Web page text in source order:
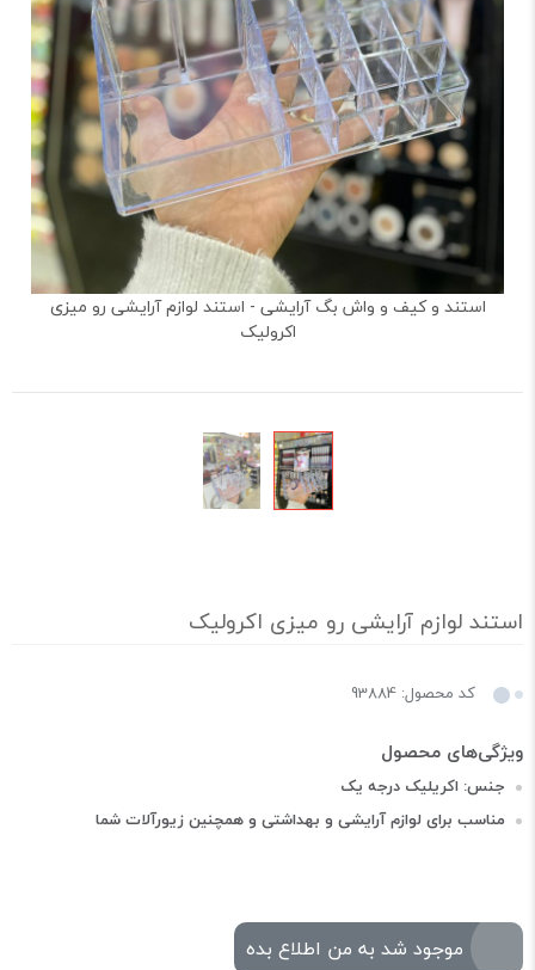
استند و کیف و واش بگ آرایشی - استند لوازم آرایشی رو میزی
اکرولیک
استند لوازم آرایشی رو میزی اکرولیک
کد محصول: 93884
جنس: اکریلیک درجه یک
مناسب برای لوازم آرایشی و بهداشتی و همچنین زیورآلات شما
موجود شد به من اطلاع بده